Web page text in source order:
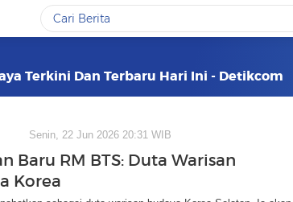
Terkini Dan Terbaru Hari Ini - Detikcom
Senin, 22 Jun 2026 20:31 WIB
Baru RM BTS: Duta Warisan
Korea